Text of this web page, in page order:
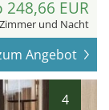
248,66 EUR
und Nacht
Angebot
4